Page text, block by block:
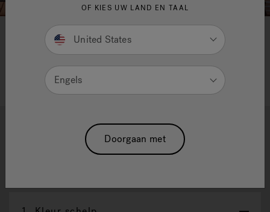
2 3
J-16 Poweractive™
OF KIES UW LAND EN TAAL
United States
Engels
Doorgaan met